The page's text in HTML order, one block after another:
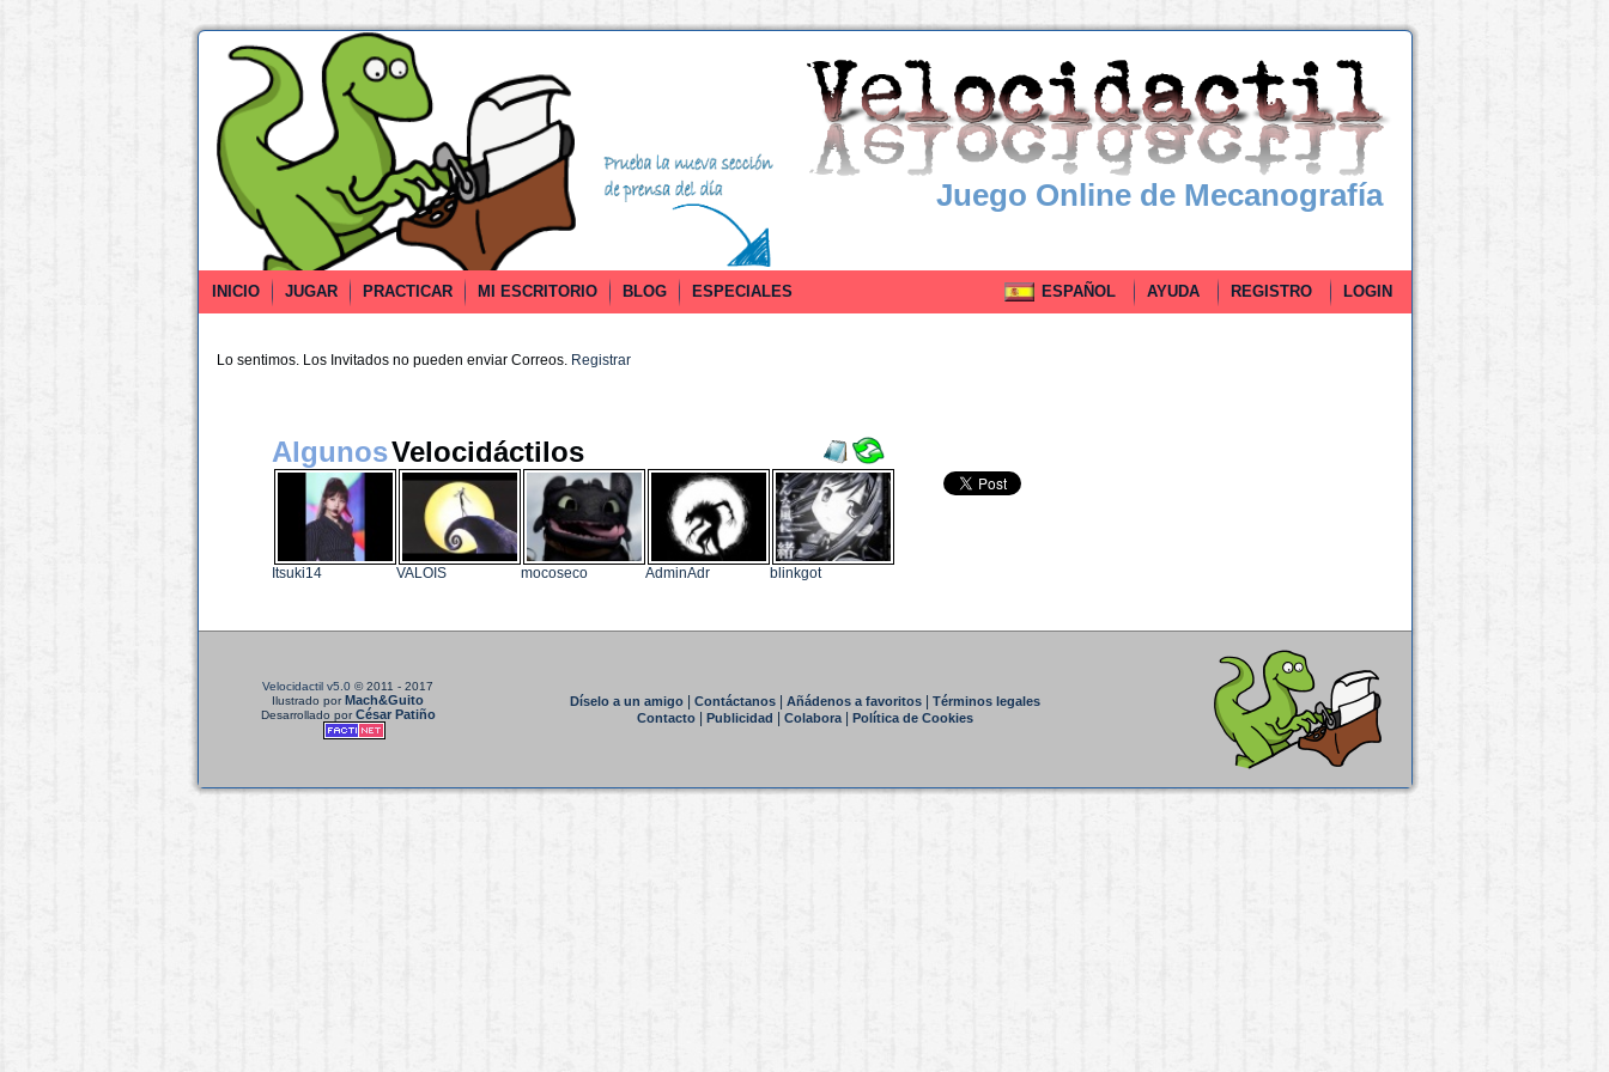
Juego Online de Mecanografía
INICIO JUGAR PRACTICAR MI ESCRITORIO BLOG ESPECIALES ESPAÑOL AYUDA REGISTRO LOGIN
Lo sentimos. Los Invitados no pueden enviar Correos. Registrar
AlgunosVelocidáctilos
Itsuki14 VALOIS mocoseco AdminAdr blinkgot
Velocidactil v5.0 © 2011 - 2017
Ilustrado porMach&Guito
Desarrollado porCésar Patiño
Díselo a un amigo| Contáctanos| Añádenos a favoritos|
Términos legales
Contacto| Publicidad Colabora| Política de Cookies